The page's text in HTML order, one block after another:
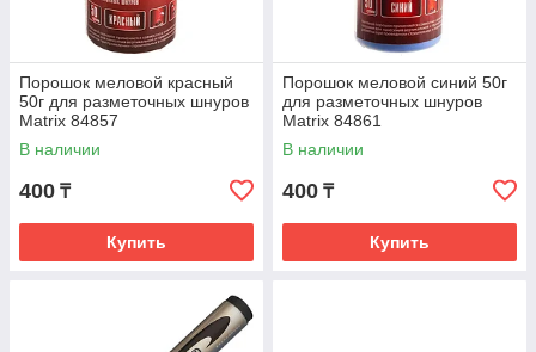
Порошок меловой красный
50г для разметочных шнуров
Matrix 84857
В наличии
400 ₸
Купить
Порошок меловой синий 50г
для разметочных шнуров
Matrix 84861
В наличии
400 ₸
Купить